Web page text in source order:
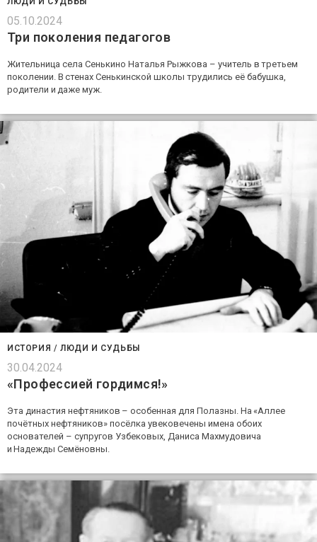
05.10.2024
Три поколения педагогов
Жительница села Сенькино Наталья Рыжкова – учитель в третьем
поколении. В стенах Сенькинской школы трудились её бабушка,
родители и даже муж.
ИСТОРИЯ /ЛЮДИ И СУДЬБЫ
30.04.2024
«Профессией гордимся!»
Эта династия нефтяников – особенная для Полазны. На «Аллее
почётных нефтяников» посёлка увековечены имена обоих
основателей – супругов Узбековых, Даниса Махмудовича
и Надежды Семёновны.